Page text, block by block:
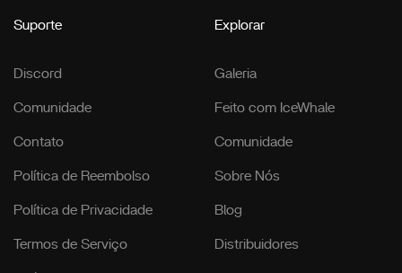
Suporte
Discord
Comunidade
Contato
Política de Reembolso
Política de Privacidade
Termos de Serviço
Explorar
Galeria
Feito com IceWhale
Comunidade
Sobre Nós
Blog
Distribuidores